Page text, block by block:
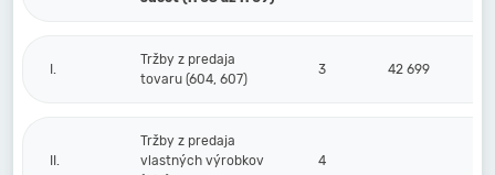
I.
Tržby z predaja
tovaru (604, 607)
3 42 699
II.
Tržby z predaja
vlastných výrobkov
4